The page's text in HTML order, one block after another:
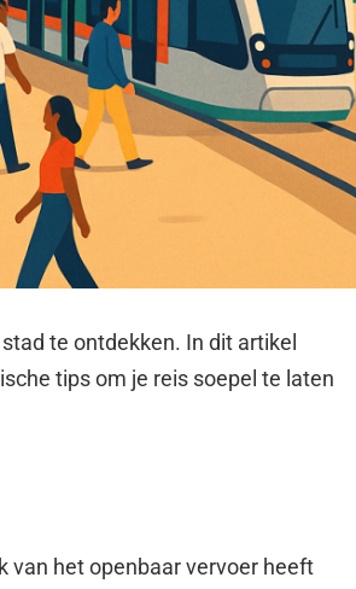
te ontdekken. In dit artikel
tips om je reis soepel te laten
van het openbaar vervoer heeft